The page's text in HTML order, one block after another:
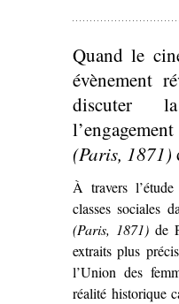
Quand le
évènement
discuter
(Paris, 1871)
À travers
classes sociales
(Paris, 1871) de
extraits plus
l’Union des
réalité historique